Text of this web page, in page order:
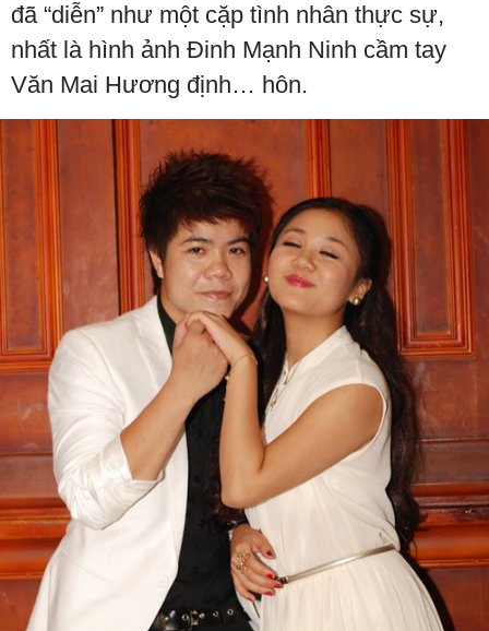
đã “diễn” như một cặp tình nhân thực sự,
nhất là hình ảnh Đinh Mạnh Ninh cầm tay
Văn Mai Hương định… hôn.